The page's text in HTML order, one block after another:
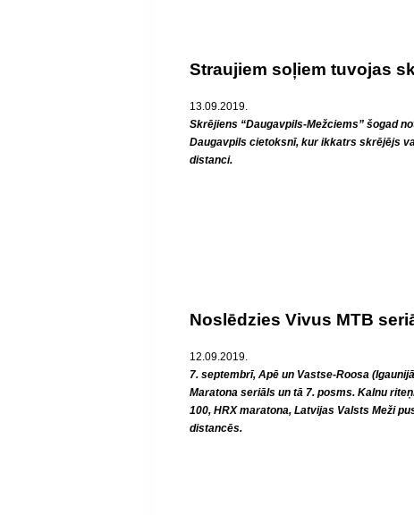
Straujiem soļiem tuvojas
13.09.2019.
Skrējiens “Daugavpils-Mežciems” šogad
Daugavpils cietoksnī, kur ikkatrs skrējējs
distanci.
Noslēdzies Vivus MTB
12.09.2019.
7. septembrī, Apē un Vastse-Roosa
Maratona seriāls un tā 7. posms. Kalnu
100, HRX maratona, Latvijas Valsts Meži
distancēs.